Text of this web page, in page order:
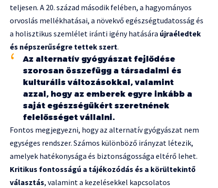
teljesen. A 20. század második felében, a hagyományos
orvoslás mellékhatásai, a növekvő egészségtudatosság és
a holisztikus szemlélet iránti igény hatására újraéledtek
és népszerűségre tettek szert.
Az alternatív gyógyászat fejlődése
szorosan összefügg a társadalmi és
kulturális változásokkal, valamint
azzal, hogy az emberek egyre inkább a
saját egészségükért szeretnének
felelősséget vállalni.
Fontos megjegyezni, hogy az alternatív gyógyászat nem
egységes rendszer. Számos különböző irányzat létezik,
amelyek hatékonysága és biztonságossága eltérő lehet.
Kritikus fontosságú a tájékozódás és a körültekintő
választás, valamint a kezelésekkel kapcsolatos